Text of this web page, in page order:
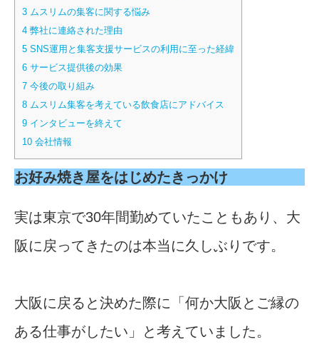
3 ムスリムの集客に関する悩み
4 弊社に連絡された理由
5 SNS運用と集客支援サービスの利用に至った経緯
6 サービス提供後の効果
7 今後の取り組み
8 ムスリム集客を考えている飲食店にアドバイス
9 インタビューを終えて
10 会社情報
お好み焼き屋をはじめたきっかけ
実は東京で30年間勤めていたこともあり、大
阪に戻ってきたのは本当に久しぶりです。
大阪に戻ると決めた際に「何か大阪とご縁の
ある仕事がしたい」と考えていました。